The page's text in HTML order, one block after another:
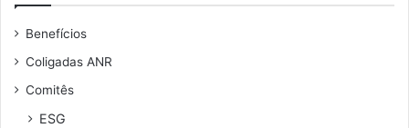
Benefícios
Coligadas ANR
Comitês
ESG